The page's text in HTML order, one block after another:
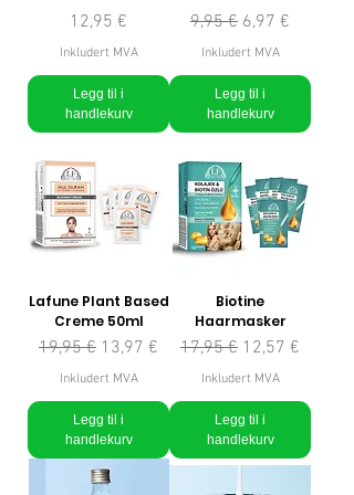
Pris
12,95 €
Inkludert MVA
Legg til i
handlekurv
Vanlig pris
9,95 € Salgspris
6,97 €
Inkludert MVA
Legg til i
handlekurv
Lafune Plant Based
Creme 50ml
Vanlig pris
19,95 € Salgspris
13,97 €
Inkludert MVA
Legg til i
handlekurv
Biotine
Haarmasker
Vanlig pris
17,95 € Salgspris
12,57 €
Inkludert MVA
Legg til i
handlekurv